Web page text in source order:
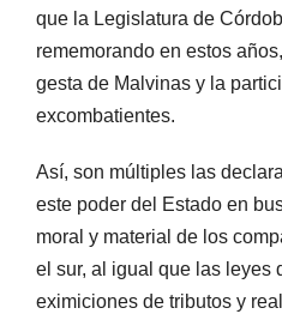
que la Legislatura de
rememorando en estos
gesta de Malvinas y la
excombatientes.
Así, son múltiples las
este poder del Estado en
moral y material de los
el sur, al igual que las leyes
eximiciones de tributos y